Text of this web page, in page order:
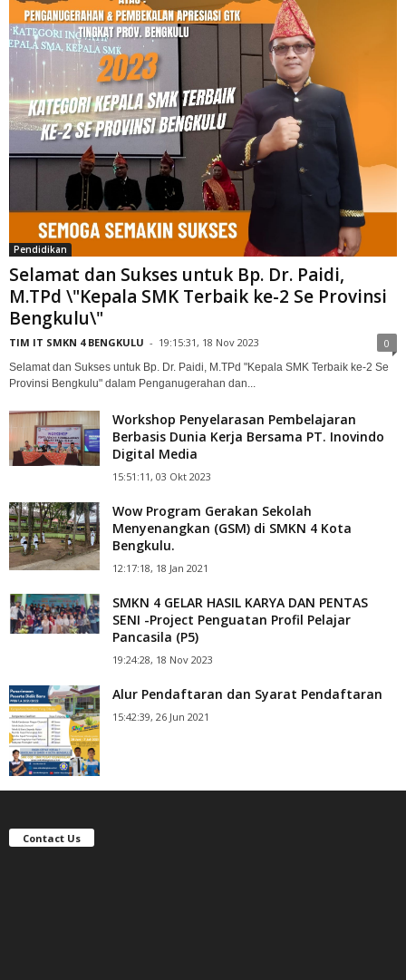
Pendidikan
Selamat dan Sukses untuk Bp. Dr. Paidi,
M.TPd \"Kepala SMK Terbaik ke-2 Se Provinsi
Bengkulu\"
TIM IT SMKN 4 BENGKULU - 19:15:31, 18 Nov 2023 0
Selamat dan Sukses untuk Bp. Dr. Paidi, M.TPd "Kepala SMK Terbaik ke-2 Se
Provinsi Bengkulu" dalam Penganugerahan dan...
Workshop Penyelarasan Pembelajaran
Berbasis Dunia Kerja Bersama PT. Inovindo
Digital Media
15:51:11, 03 Okt 2023
Wow Program Gerakan Sekolah
Menyenangkan (GSM) di SMKN 4 Kota
Bengkulu.
12:17:18, 18 Jan 2021
SMKN 4 GELAR HASIL KARYA DAN PENTAS
SENI -Project Penguatan Profil Pelajar
Pancasila (P5)
19:24:28, 18 Nov 2023
Alur Pendaftaran dan Syarat Pendaftaran
15:42:39, 26 Jun 2021
Contact Us